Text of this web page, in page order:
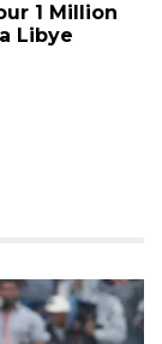
1 Million
Libye